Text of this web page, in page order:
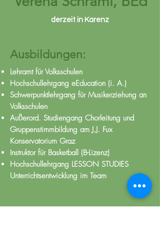
derzeit in Karenz
Ausbildungen:
Lehramt für Volksschulen
Hochschullehrgang eEducation (i. A.)
Schwerpunktlehrgang für Musikerziehung an
Volksschulen
Außerord. Studiengang Chorleitung und
Gruppenstimmbildung am J.J. Fux
Konservatorium Graz
Instruktor für Basketball (B-Lizenz)
Hochschullehrgang LESSON STUDIES
Unterrichtsentwicklung im Team